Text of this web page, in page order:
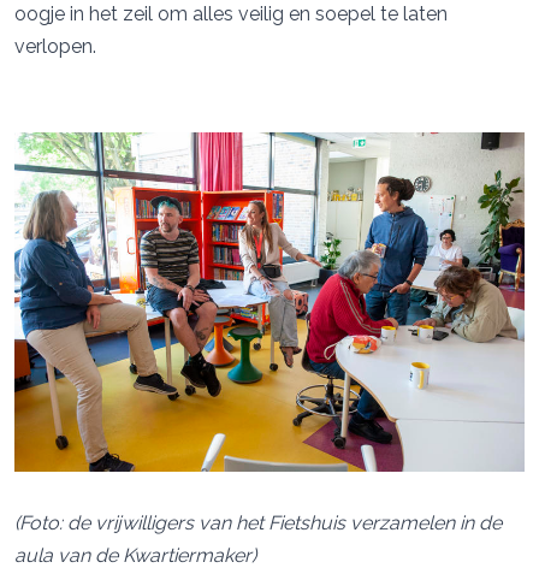
oogje in het zeil om alles veilig en soepel te laten
verlopen.
(Foto: de vrijwilligers van het Fietshuis verzamelen in de
aula van de Kwartiermaker)